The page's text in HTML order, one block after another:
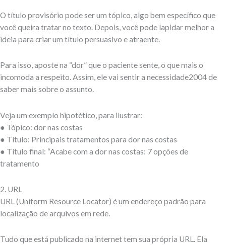
O título provisório pode ser um tópico, algo bem específico que
você queira tratar no texto. Depois, você pode lapidar melhor a
ideia para criar um título persuasivo e atraente.
Para isso, aposte na “dor” que o paciente sente, o que mais o
incomoda a respeito. Assim, ele vai sentir a necessidade2004 de
saber mais sobre o assunto.
Veja um exemplo hipotético, para ilustrar:
● Tópico: dor nas costas
● Título: Principais tratamentos para dor nas costas
● Título final: “Acabe com a dor nas costas: 7 opções de
tratamento
2. URL
URL (Uniform Resource Locator) é um endereço padrão para
localização de arquivos em rede.
Tudo que está publicado na internet tem sua própria URL. Ela